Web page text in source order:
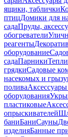
ящики, таблички
птицДомики для
садаПруды,
обогреватели
реагенты
оборудование
садаПарники
грядкиСадовые
насекомых и
полива
оборудования
пластиковые
опрыскивателей
баниБаниСауны
изделияБанные